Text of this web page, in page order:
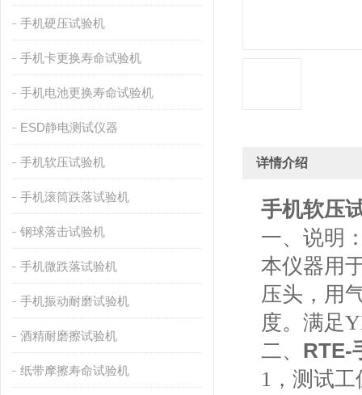
手机硬压试验机
手机卡更换寿命试验机
手机电池更换寿命试验机
ESD静电测试仪器
手机软压试验机
手机滚筒跌落试验机
钢球落击试验机
手机微跌落试验机
手机振动耐磨试验机
酒精耐磨擦试验机
纸带摩擦寿命试验机
详情介绍
手机软压
一、说明
本仪器用
压头，用
度。满足
二、 RTE-
1 ，测试